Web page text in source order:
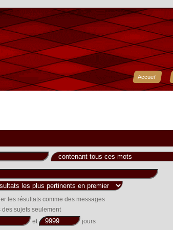
Accueil
les résultats comme des messages
des sujets seulement
et
jours